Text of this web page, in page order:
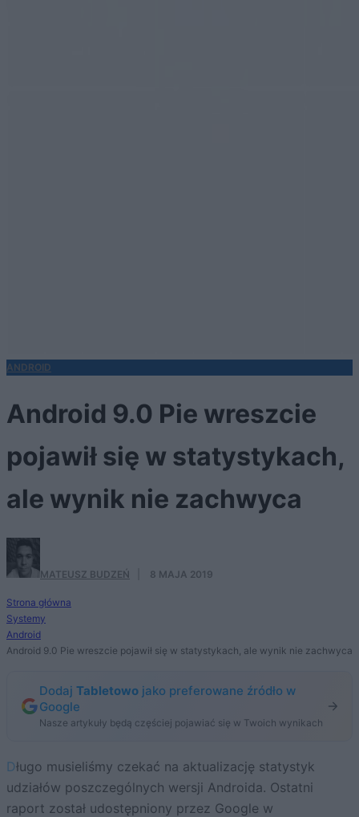
ANDROID
Android 9.0 Pie wreszcie
pojawił się w statystykach,
ale wynik nie zachwyca
MATEUSZ BUDZEŃ 8 MAJA 2019
Strona główna
Systemy
Android
Android 9.0 Pie wreszcie pojawił się w statystykach, ale wynik nie zachwyca
Dodaj Tabletowo jako preferowane źródło w
Google
Nasze artykuły będą częściej pojawiać się w Twoich wynikach
Długo musieliśmy czekać na aktualizację statystyk
udziałów poszczególnych wersji Androida. Ostatni
raport został udostępniony przez Google w